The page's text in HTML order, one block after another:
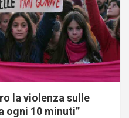
la violenza sulle
ogni 10 minuti”